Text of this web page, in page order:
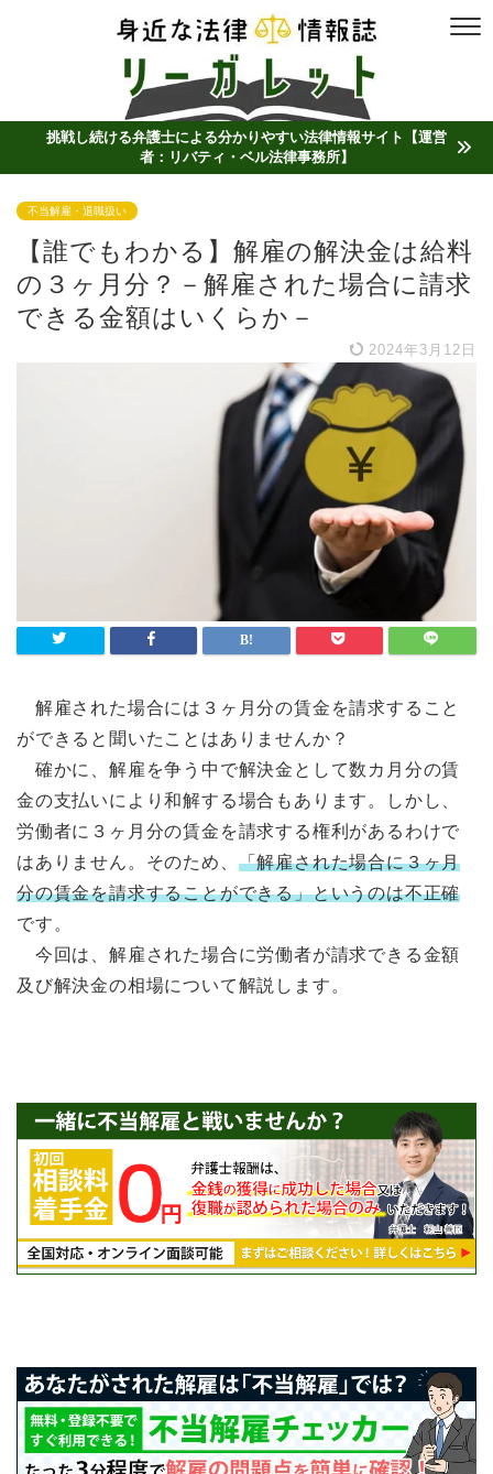
挑戦し続ける弁護士による分かりやすい法律情報サイト【運営
者：リバティ・ベル法律事務所】
不当解雇・退職扱い
【誰でもわかる】解雇の解決金は給料
の３ヶ月分？－解雇された場合に請求
できる金額はいくらか－
2024年3月12日
解雇された場合には３ヶ月分の賃金を請求すること
ができると聞いたことはありませんか？
確かに、解雇を争う中で解決金として数カ月分の賃
金の支払いにより和解する場合もあります。しかし、
労働者に３ヶ月分の賃金を請求する権利があるわけで
はありません。そのため、 「解雇された場合に３ヶ月
分の賃金を請求することができる」というのは不正確
です。
今回は、解雇された場合に労働者が請求できる金額
及び解決金の相場について解説します。